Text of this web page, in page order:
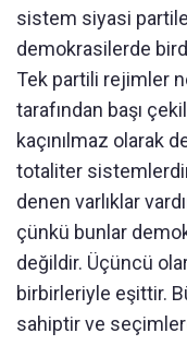
sistem siyasi
demokrasilerde
Tek partili rejimler
tarafından başı
kaçınılmaz olarak
totaliter
denen varlıklar
çünkü bunlar
değildir. Üçüncü
birbirleriyle eşittir.
sahiptir ve